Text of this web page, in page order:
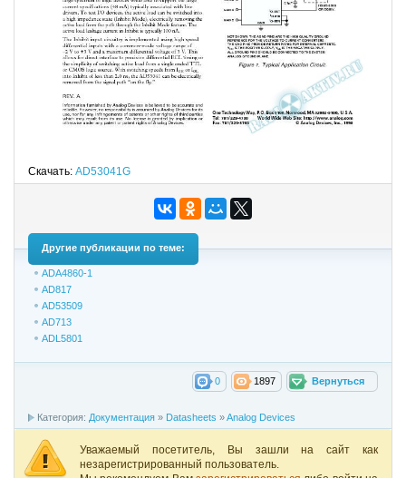
Скачать: AD53041G
Другие публикации по теме:
ADA4860-1
AD817
AD53509
AD713
ADL5801
Вернуться
1897
0
Категория: Документация » Datasheets »Analog Devices
Уважаемый посетитель, Вы зашли на сайт как
незарегистрированный пользователь.